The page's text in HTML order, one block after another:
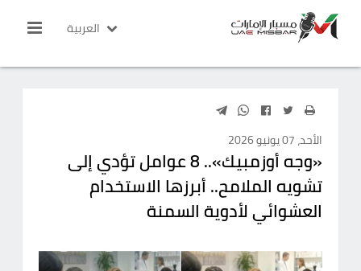
العربية
الأحد، 07 يونيو 2026
«وجه أوزمبيك».. 8 عوامل تؤدي إلى
تشويه الملامح.. أبرزها الاستخدام
العشوائي لأدوية السمنة